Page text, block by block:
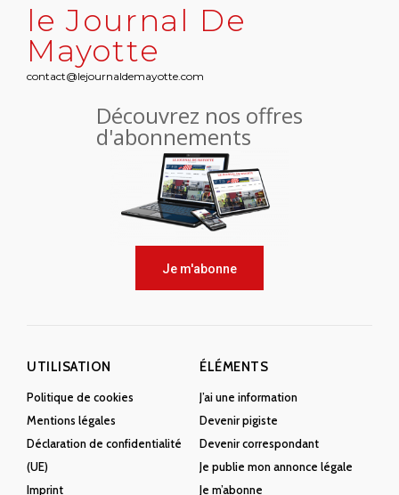
le Journal De
Mayotte
contact@lejournaldemayotte.com
Découvrez nos offres
d'abonnements
Je m'abonne
UTILISATION
Politique de cookies
Mentions légales
Déclaration de confidentialité
(UE)
Imprint
ÉLÉMENTS
J’ai une information
Devenir pigiste
Devenir correspondant
Je publie mon annonce légale
Je m’abonne